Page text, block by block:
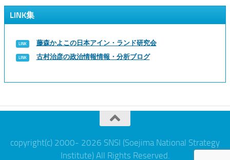
LINK集
藤森かよこの日本アイン・ランド研究会
古村治彦の政治情報情報・分析ブログ
copyright(c) 2000- 2026 SNSI (Soejima National Strategy
Institute) All Rights Reserved.